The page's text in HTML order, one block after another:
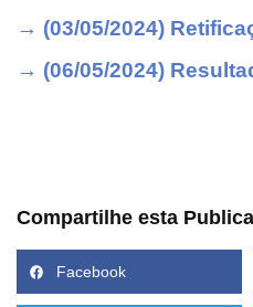
→ (03/05/2024)
→ (06/05/2024)
Compartilhe esta
Facebook